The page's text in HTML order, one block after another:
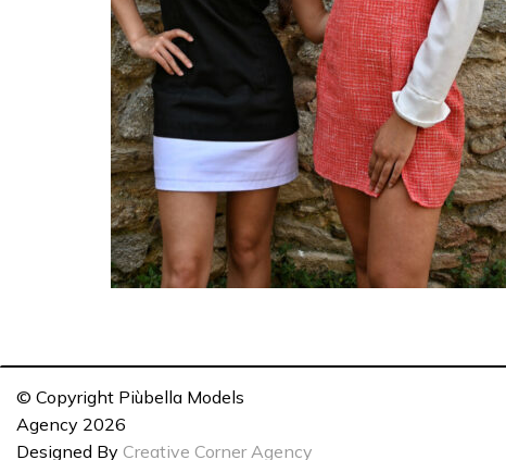
© Copyright Piùbella Models
Agency 2026
Designed By Creative Corner Agency